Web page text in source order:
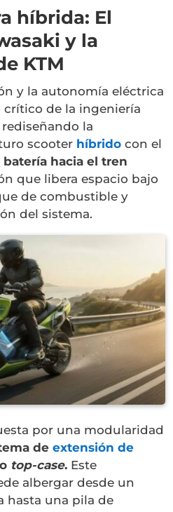
híbrida: El
y la
KTM
y la autonomía eléctrica
de la ingeniería
rediseñando la
scooter híbrido con el
hacia el tren
que libera espacio bajo
de combustible y
del sistema.
por una modularidad
deextensión de
top-case. Este
albergar desde un
hasta una pila de